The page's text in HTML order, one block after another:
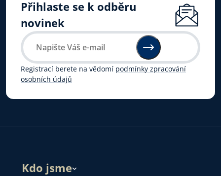
Přihlaste se k odběru
novinek
Registrací berete na vědomí podmínky zpracování
osobních údajů
Kdo jsme